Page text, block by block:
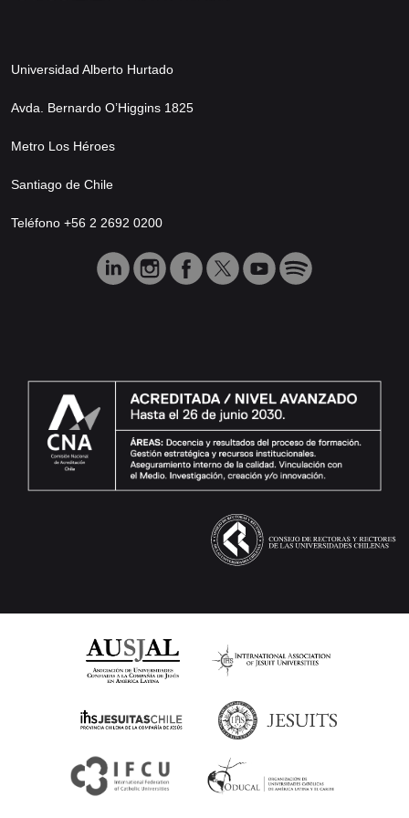
Universidad Alberto Hurtado
Avda. Bernardo O’Higgins 1825
Metro Los Héroes
Santiago de Chile
Teléfono +56 2 2692 0200